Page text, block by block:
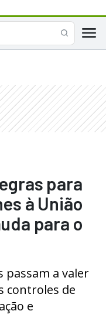
para
à União
para o
passam a valer
controles de
e